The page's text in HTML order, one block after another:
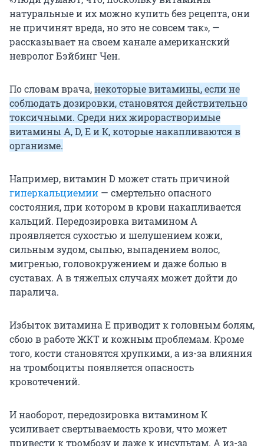
натуральные и их можно купить без рецепта, они
не причинят вреда, но это не совсем так», —
рассказывает на своем канале американский
невролог Бэйбинг Чен.
По словам врача,некоторые витамины, если не
соблюдать дозировки, становятся действительно
токсичными. Среди них жирорастворимые
витамины A, D, E и К, которые накапливаются в
организме.
Например, витамин D может стать причиной
гиперкальциемии — смертельно опасного
состояния, при котором в крови накапливается
кальций. Передозировка витамином А
проявляется сухостью и шелушением кожи,
сильным зудом, сыпью, выпадением волос,
мигренью, головокружением и даже болью в
суставах. А в тяжелых случаях может дойти до
паралича.
Избыток витамина Е приводит к головным болям,
сбою в работе ЖКТ и кожным проблемам. Кроме
того, кости становятся хрупкими, а из-за влияния
на тромбоциты появляется опасность
кровотечений.
И наоборот, передозировка витамином К
усиливает свертываемость крови, что может
привести к тромбозу и даже к инсультам. А из-за